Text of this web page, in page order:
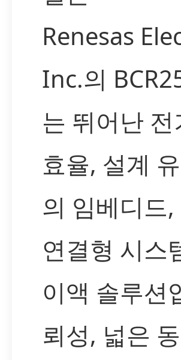
Renesas
Inc.의
는 뛰어난
효율, 설계
의 임베디드
연결형 시스
이액 솔루션
뢰성, 넓은